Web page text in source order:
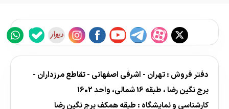
دفتر فروش : تهران - اشرفی اصفهانی - تقاطع مرزداران -
برج نگین رضا ، طبقه 16 شمالی، واحد 1602
کارشناسی و نمایشگاه : طبقه همکف برج نگین رضا